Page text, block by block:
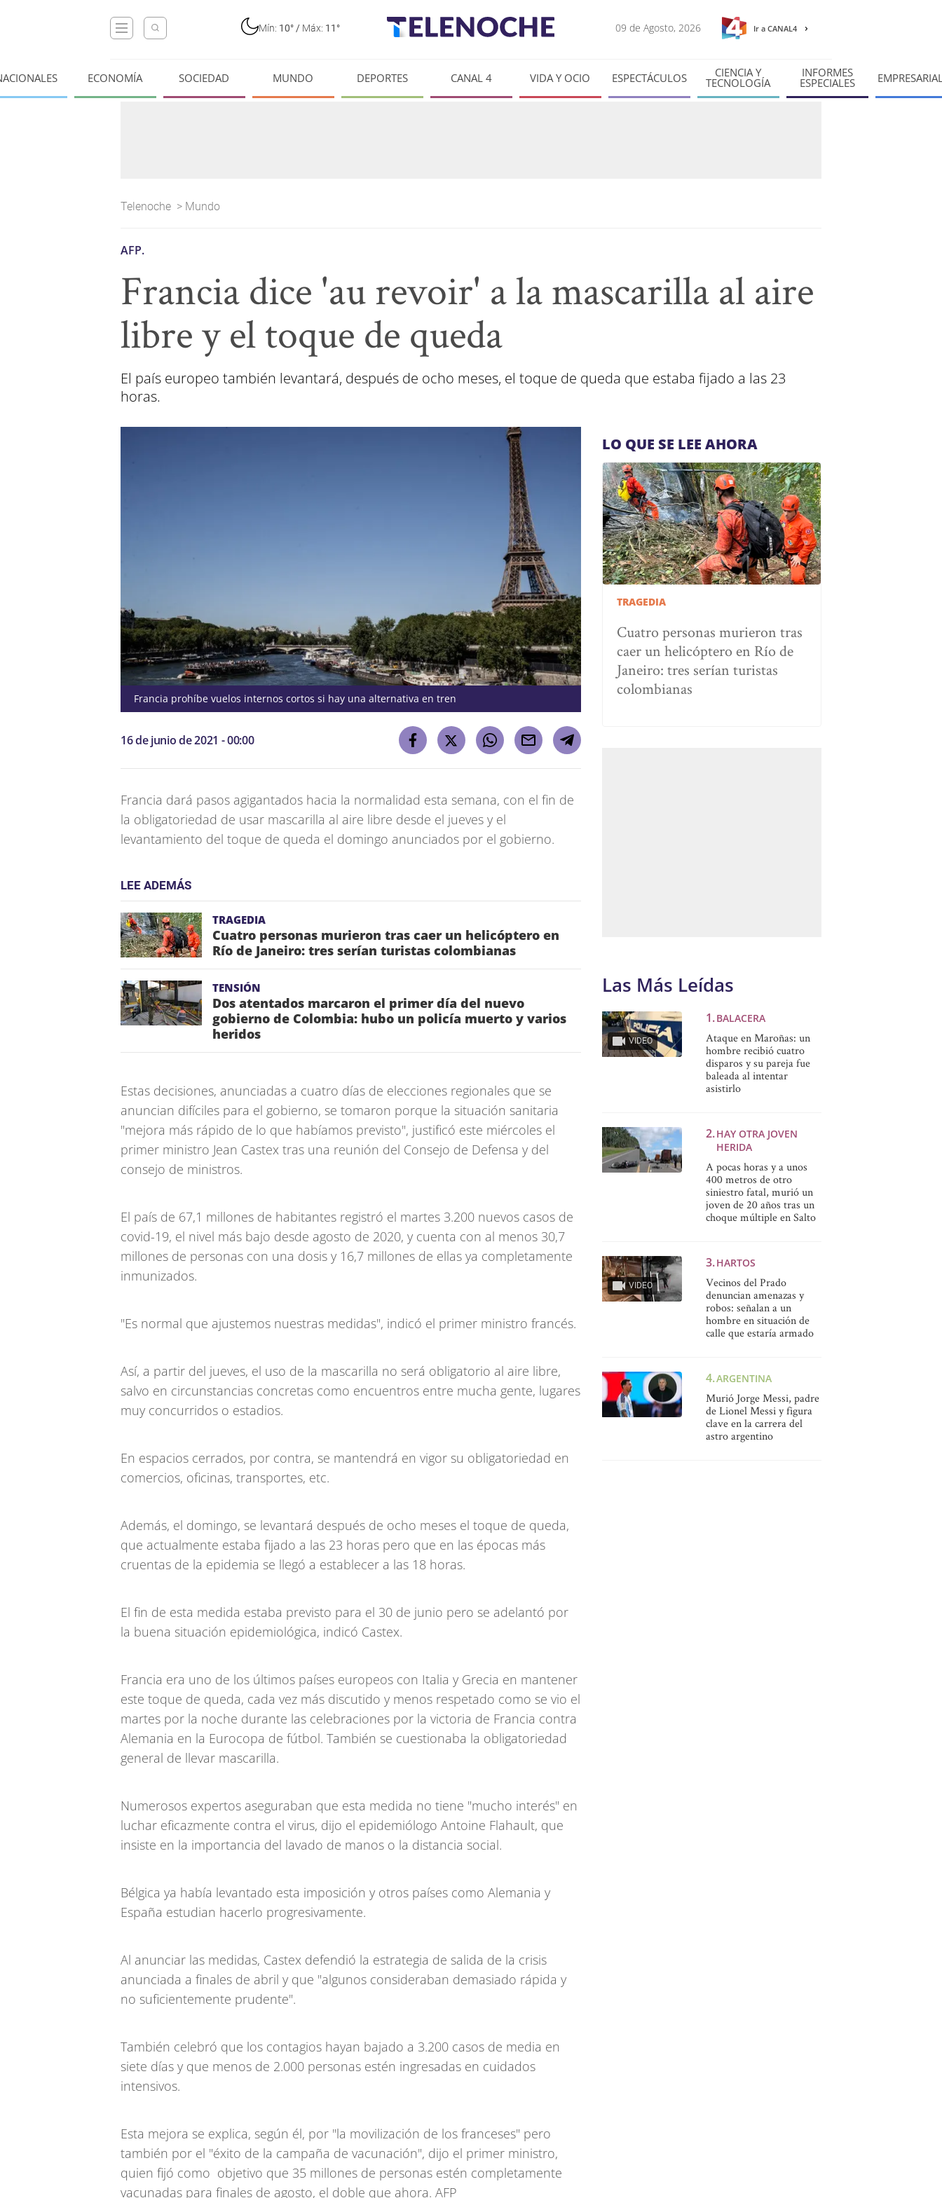
Mín: 10° / Máx: 11° 09 de Agosto, 2026 Ir a CANAL4
ECONOMÍA SOCIEDAD MUNDO DEPORTES CANAL 4 VIDA Y OCIO ESPECTÁCULOS CIENCIA Y
TECNOLOGÍA
INFORMES
ESPECIALES
Telenoche > Mundo
AFP.
Francia dice 'au revoir' a la mascarilla al aire
libre y el toque de queda
El país europeo también levantará, después de ocho meses, el toque de queda que estaba fijado a las 23
horas.
Francia prohíbe vuelos internos cortos si hay una alternativa en tren
16 de junio de 2021 - 00:00
Francia dará pasos agigantados hacia la normalidad esta semana, con el fin de
la obligatoriedad de usar mascarilla al aire libre desde el jueves y el
levantamiento del toque de queda el domingo anunciados por el gobierno.
LEE ADEMÁS
TRAGEDIA
Cuatro personas murieron tras caer un helicóptero en
Río de Janeiro: tres serían turistas colombianas
TENSIÓN
Dos atentados marcaron el primer día del nuevo
gobierno de Colombia: hubo un policía muerto y varios
heridos
Estas decisiones, anunciadas a cuatro días de elecciones regionales que se
anuncian difíciles para el gobierno, se tomaron porque la situación sanitaria
"mejora más rápido de lo que habíamos previsto", justificó este miércoles el
primer ministro Jean Castex tras una reunión del Consejo de Defensa y del
consejo de ministros.
El país de 67,1 millones de habitantes registró el martes 3.200 nuevos casos de
covid-19, el nivel más bajo desde agosto de 2020, y cuenta con al menos 30,7
millones de personas con una dosis y 16,7 millones de ellas ya completamente
inmunizados.
"Es normal que ajustemos nuestras medidas", indicó el primer ministro francés.
Así, a partir del jueves, el uso de la mascarilla no será obligatorio al aire libre,
salvo en circunstancias concretas como encuentros entre mucha gente, lugares
muy concurridos o estadios.
En espacios cerrados, por contra, se mantendrá en vigor su obligatoriedad en
comercios, oficinas, transportes, etc.
Además, el domingo, se levantará después de ocho meses el toque de queda,
que actualmente estaba fijado a las 23 horas pero que en las épocas más
cruentas de la epidemia se llegó a establecer a las 18 horas.
El fin de esta medida estaba previsto para el 30 de junio pero se adelantó por
la buena situación epidemiológica, indicó Castex.
Francia era uno de los últimos países europeos con Italia y Grecia en mantener
este toque de queda, cada vez más discutido y menos respetado como se vio el
martes por la noche durante las celebraciones por la victoria de Francia contra
Alemania en la Eurocopa de fútbol. También se cuestionaba la obligatoriedad
general de llevar mascarilla.
Numerosos expertos aseguraban que esta medida no tiene "mucho interés" en
luchar eficazmente contra el virus, dijo el epidemiólogo Antoine Flahault, que
insiste en la importancia del lavado de manos o la distancia social.
Bélgica ya había levantado esta imposición y otros países como Alemania y
España estudian hacerlo progresivamente.
Al anunciar las medidas, Castex defendió la estrategia de salida de la crisis
anunciada a finales de abril y que "algunos consideraban demasiado rápida y
no suficientemente prudente".
También celebró que los contagios hayan bajado a 3.200 casos de media en
siete días y que menos de 2.000 personas estén ingresadas en cuidados
intensivos.
Esta mejora se explica, según él, por "la movilización de los franceses" pero
también por el "éxito de la campaña de vacunación", dijo el primer ministro,
quien fijó como objetivo que 35 millones de personas estén completamente
vacunadas para finales de agosto, el doble que ahora. AFP
LO QUE SE LEE AHORA
TRAGEDIA
Cuatro personas murieron tras
caer un helicóptero en Río de
Janeiro: tres serían turistas
colombianas
Las Más Leídas
VIDEO
BALACERA
Ataque en Maroñas: un
hombre recibió cuatro
disparos y su pareja fue
baleada al intentar
asistirlo
HAY OTRA JOVEN
HERIDA
A pocas horas y a unos
400 metros de otro
siniestro fatal, murió un
joven de 20 años tras un
choque múltiple en Salto
VIDEO
HARTOS
Vecinos del Prado
denuncian amenazas y
robos: señalan a un
hombre en situación de
calle que estaría armado
ARGENTINA
Murió Jorge Messi, padre
de Lionel Messi y figura
clave en la carrera del
astro argentino